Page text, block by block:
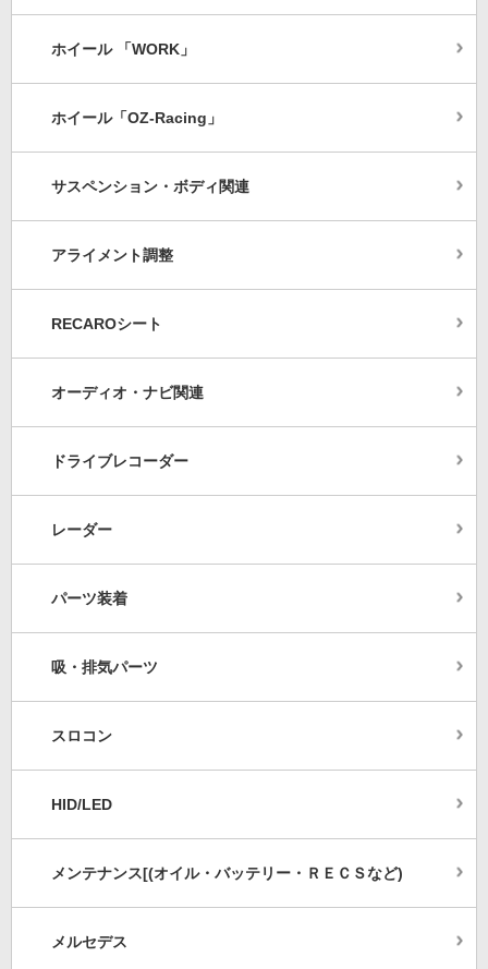
ホイール 「WORK」
ホイール「OZ-Racing」
サスペンション・ボディ関連
アライメント調整
RECAROシート
オーディオ・ナビ関連
ドライブレコーダー
レーダー
パーツ装着
吸・排気パーツ
スロコン
HID/LED
メンテナンス[(オイル・バッテリー・ＲＥＣＳなど)
メルセデス